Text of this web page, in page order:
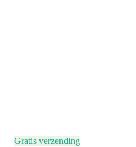
Gratis verzending